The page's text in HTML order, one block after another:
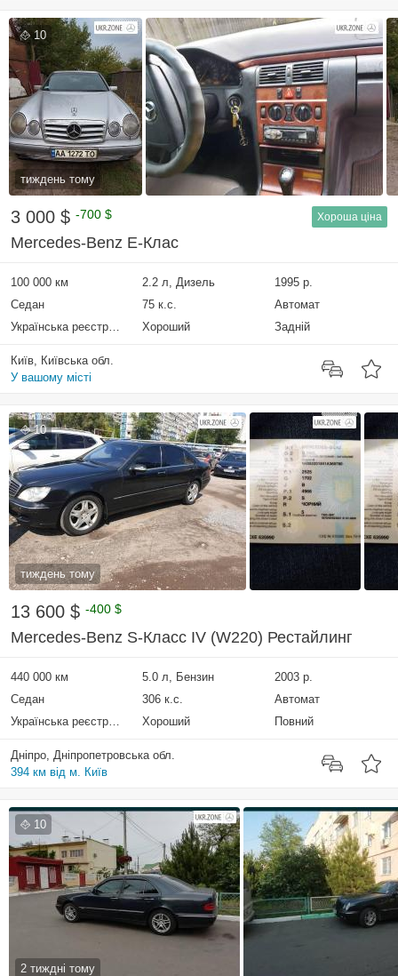
10
тиждень тому
3 000 $ -700 $ Хороша ціна
Mercedes-Benz E-Клас
100 000 км 2.2 л, Дизель
1995 р.
Седан
75 к.с.
Автомат
Українська реєстрація
Хороший Задній
Київ, Київська обл.
У вашому місті
10
тиждень тому
13 600 $ -400 $
Mercedes-Benz S-Класс IV (W220) Рестайлинг
440 000 км 5.0 л, Бензин
2003 р.
Седан
306 к.с.
Автомат
Українська реєстрація
Хороший Повний
Дніпро, Дніпропетровська обл.
394 км від м. Київ
10
2 тиждні тому